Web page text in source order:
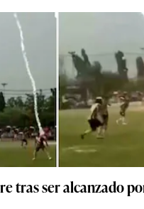
tras ser alcanzado